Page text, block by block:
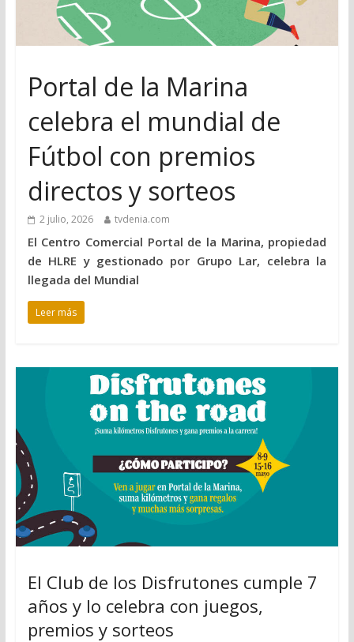
Portal de la Marina
celebra el mundial de
Fútbol con premios
directos y sorteos
2 julio, 2026 tvdenia.com
El Centro Comercial Portal de la Marina, propiedad
de HLRE y gestionado por Grupo Lar, celebra la
llegada del Mundial
Leer más
El Club de los Disfrutones cumple 7
años y lo celebra con juegos,
premios y sorteos